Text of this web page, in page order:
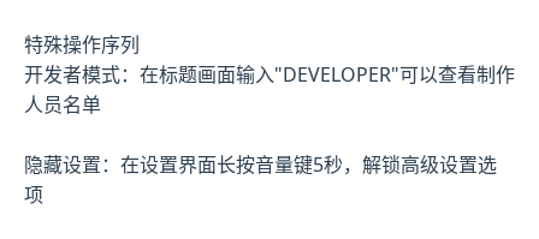
特殊操作序列
开发者模式：在标题画面输入"DEVELOPER"可以查看制作
人员名单
隐藏设置：在设置界面长按音量键5秒，解锁高级设置选
项